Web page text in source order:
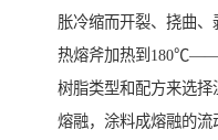
胀冷缩而开裂、挠曲
热熔斧加热到
树脂类型和配方来选
熔融，涂料成熔融的流